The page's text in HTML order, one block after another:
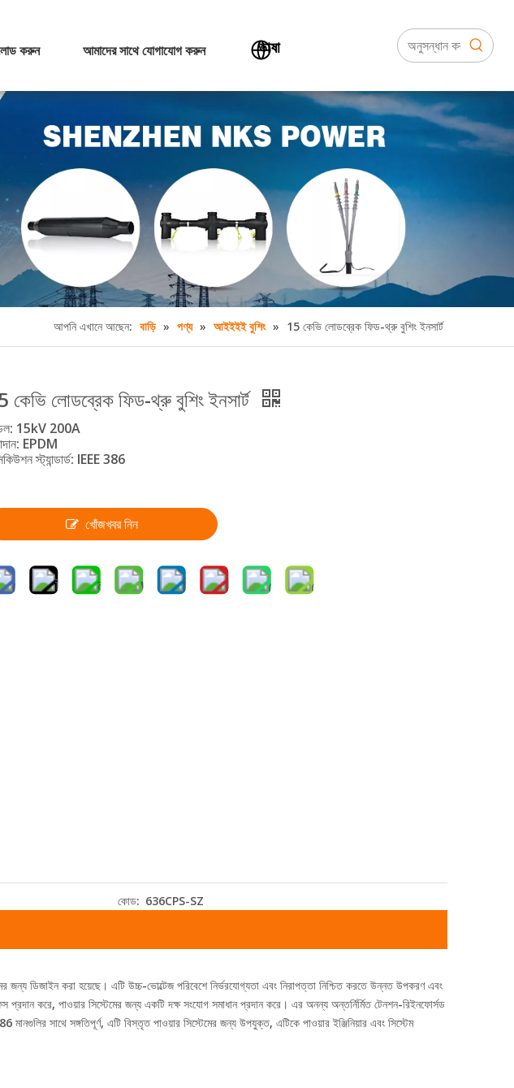
করুন আমাদের সাথে যোগাযোগ করুন ভাষা
আপনি এখানে আছেন: বাড়ি » পণ্য » আইইইই বুশিং » 15 কেভি লোডব্রেক ফিড-থ্রু বুশিং ইনসার্ট
কেভি লোডব্রেক ফিড-থ্রু বুশিং ইনসার্ট
15kV 200A
EPDM
স্ট্যান্ডার্ড: IEEE 386
খোঁজখবর নিন
কোড: 636CPS-SZ
ডিজাইন করা হয়েছে। এটি উচ্চ-ভোল্টেজ পরিবেশে নির্ভরযোগ্যতা এবং নিরাপত্তা নিশ্চিত করতে উন্নত উপকরণ এবং
প্রদান করে, পাওয়ার সিস্টেমের জন্য একটি দক্ষ সংযোগ সমাধান প্রদান করে। এর অনন্য অন্তর্নির্মিত টেনশন-রিইনফোর্সড
সাথে সঙ্গতিপূর্ণ, এটি বিস্তৃত পাওয়ার সিস্টেমের জন্য উপযুক্ত, এটিকে পাওয়ার ইঞ্জিনিয়ার এবং সিস্টেম